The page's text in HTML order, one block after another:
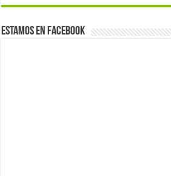
Estamos en Facebook